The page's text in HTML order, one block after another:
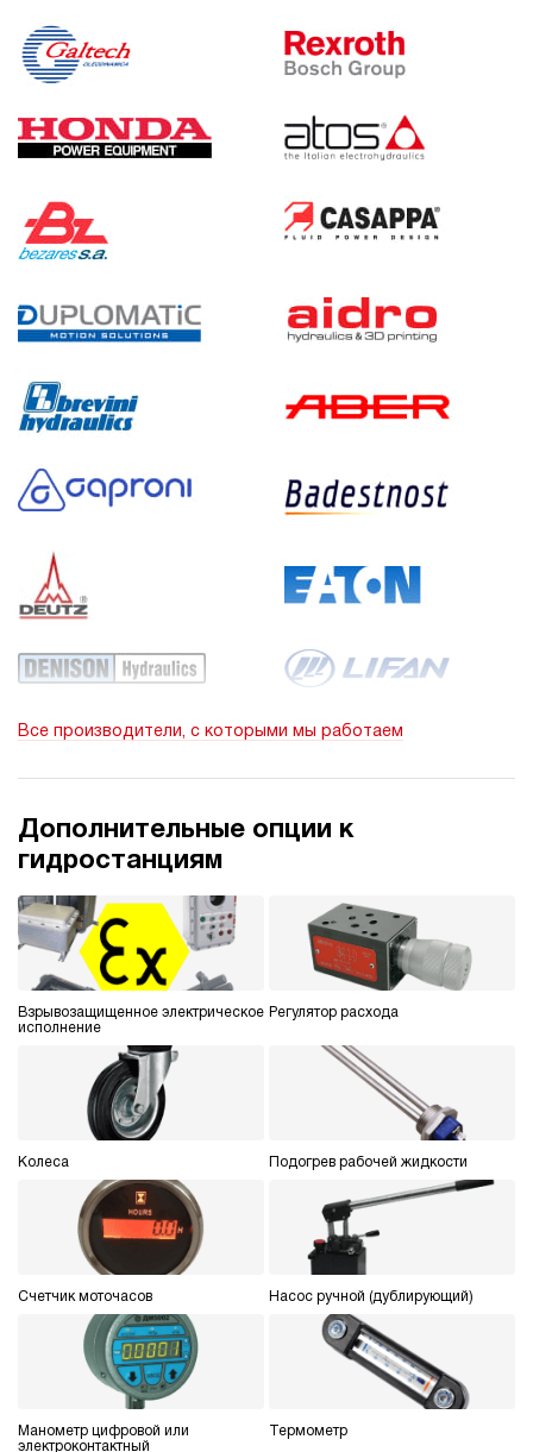
Все производители, с которыми мы работаем
Дополнительные опции к
гидростанциям
Взрывозащищенное электрическое
исполнение
Регулятор расхода
Колеса Подогрев рабочей жидкости
Счетчик моточасов Насос ручной (дублирующий)
Манометр цифровой или
электроконтактный
Термометр